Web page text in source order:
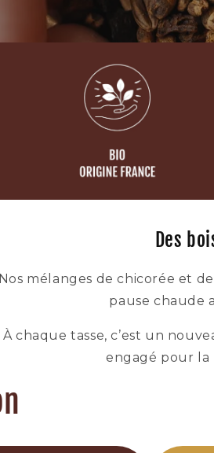
Des
Nos mélanges de chicorée et
pause chaude
À chaque tasse, c’est un
engagé pour